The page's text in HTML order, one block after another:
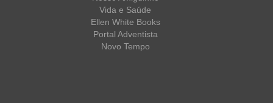
Vida e Saúde
Ellen White Books
Portal Adventista
Novo Tempo